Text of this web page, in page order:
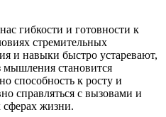
гибкости и готовности к
стремительных
и навыки быстро устаревают,
мышления становится
способность к росту и
справляться с вызовами и
сферах жизни.